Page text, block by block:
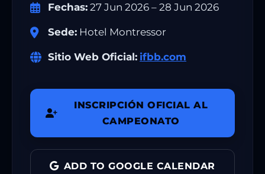
Fechas: 27 Jun 2026 – 28 Jun 2026
Sede: Hotel Montressor
Sitio Web Oficial: ifbb.com
INSCRIPCIÓN OFICIAL AL
CAMPEONATO
ADD TO GOOGLE CALENDAR